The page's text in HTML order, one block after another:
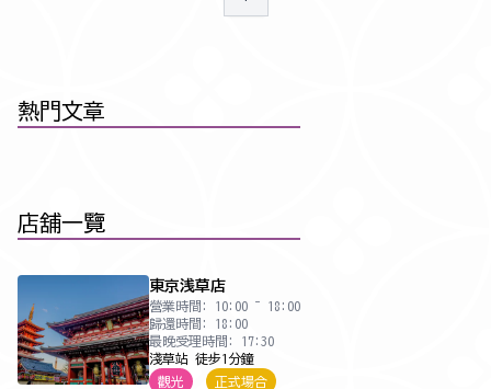
熱門文章
店舖一覽
東京浅草店
營業時間: 10:00 ~ 18:00
歸還時間: 18:00
最晚受理時間: 17:30
淺草站 徒步1分鐘
觀光
正式場合